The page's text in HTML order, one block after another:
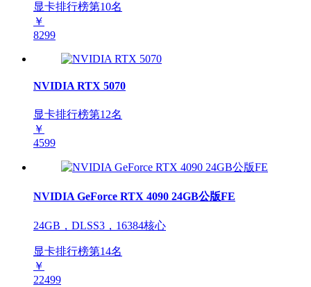
显卡排行榜第10名
￥
8299
NVIDIA RTX 5070
显卡排行榜第12名
￥
4599
NVIDIA GeForce RTX 4090 24GB公版FE
24GB，DLSS3，16384核心
显卡排行榜第14名
￥
22499